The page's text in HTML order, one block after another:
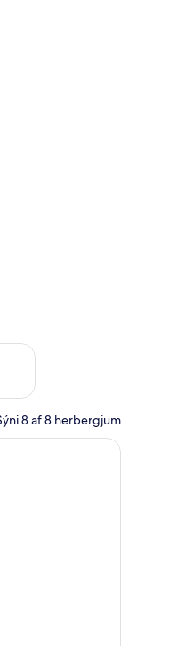
14 - ágú. 16
8 af 8 herbergjum
herbergi | Dúnsængur, míníbar,